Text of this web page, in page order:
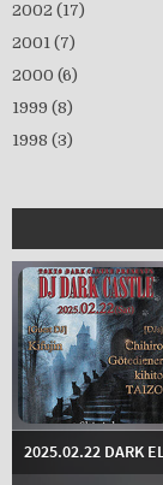
2002 (17)
2001 (7)
2000 (6)
1999 (8)
1998 (3)